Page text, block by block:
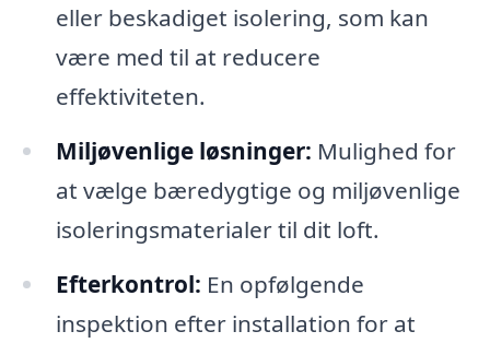
eller beskadiget isolering, som kan
være med til at reducere
effektiviteten.
Miljøvenlige løsninger: Mulighed for
at vælge bæredygtige og miljøvenlige
isoleringsmaterialer til dit loft.
Efterkontrol: En opfølgende
inspektion efter installation for at